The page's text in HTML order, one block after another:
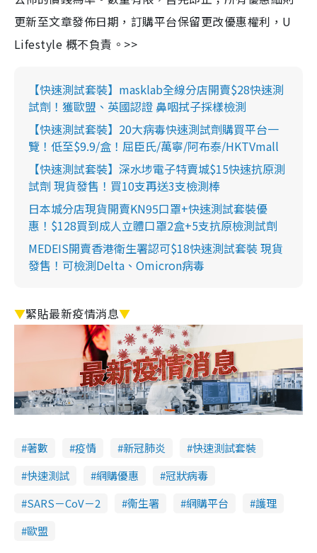
更新至文章發佈日期，訂購平台保留更改優惠權利，U
Lifestyle 概不負責。>>
【快速測試套裝】masklab全線分店開賣$28快速測
試劑！獲歐盟、英國認證 鼻咽拭子採樣檢測
【快速測試套裝】20大病毒快速測試劑購買平台一
覽！低至$9.9/盒！屈臣氏/萬寧/阿布泰/HKTVmall
【快速測試套裝】深水埗電子特賣城$15快速抗原測
試劑 現貨發售！買10支再送3支檢測棒
日本城分店現貨開賣KN95口罩+快速測試套裝優
惠！$128買到成人立體口罩2盒+5支抗原檢測試劑
MEDEIS開賣香港衛生署認可$18快速測試套裝 現貨
發售！可檢測Delta、Omicron病毒
▼緊貼最新疫情消息▼
著數 疫情 新冠肺炎
快速測試套裝
快速測試
網購優惠
冠狀病毒
SARS－CoV－2
衞生署 網購平台
護理
歐盟